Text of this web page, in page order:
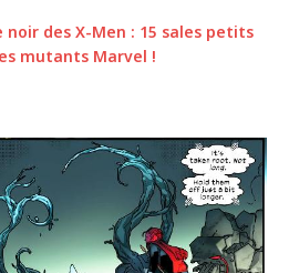
noir des X-Men : 15 sales petits
mutants Marvel !